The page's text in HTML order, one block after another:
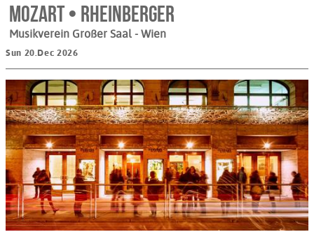
Mozart • Rheinberger
Musikverein Großer Saal - Wien
Sun 20.Dec 2026